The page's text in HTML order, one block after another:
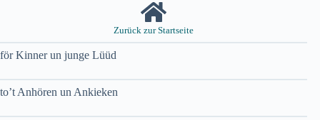
Zurück zur Startseite
för Kinner un junge Lüüd
to’t Anhören un Ankieken